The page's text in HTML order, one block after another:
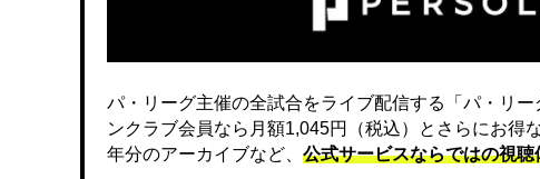
パ・リーグ主催の全試合をライブ配信する「パ・リー
ンクラブ会員なら月額1,045円（税込）とさらにお
年分のアーカイブなど、 公式サービスならではの視聴